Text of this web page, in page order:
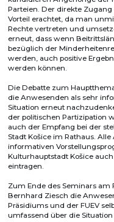
Parteien. Der direkte
Vorteil erachtet, da man
Rechte vertreten und
erneut, dass wenn
bezüglich der
werden, auch positive
werden können.
Die Debatte zum
die Anwesenden als sehr
Situation erneut
der politischen Partizipation
auch der Empfang bei der
Stadt Košice im Rathaus.
informativen
Kulturhauptstadt Košice
eintragen.
Zum Ende des Seminars
Bernhard Ziesch die
Präsidiums und der FUEV
umfassend über die